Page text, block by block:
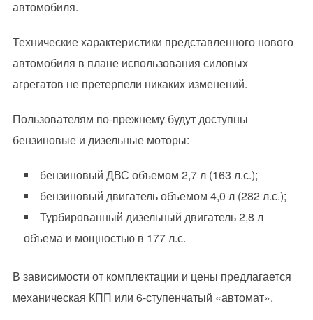
автомобиля.
Технические характеристики представленного нового
автомобиля в плане использования силовых
агрегатов не претерпели никаких изменений.
Пользователям по-прежнему будут доступны
бензиновые и дизельные моторы:
бензиновый ДВС объемом 2,7 л (163 л.с.);
бензиновый двигатель объемом 4,0 л (282 л.с.);
Турбированный дизельный двигатель 2,8 л
объема и мощностью в 177 л.с.
В зависимости от комплектации и цены предлагается
механическая КПП или 6-ступенчатый «автомат».